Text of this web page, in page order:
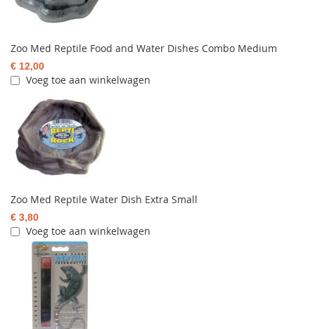
Zoo Med Reptile Food and Water Dishes Combo Medium
€ 12,00
Voeg toe aan winkelwagen
Zoo Med Reptile Water Dish Extra Small
€ 3,80
Voeg toe aan winkelwagen